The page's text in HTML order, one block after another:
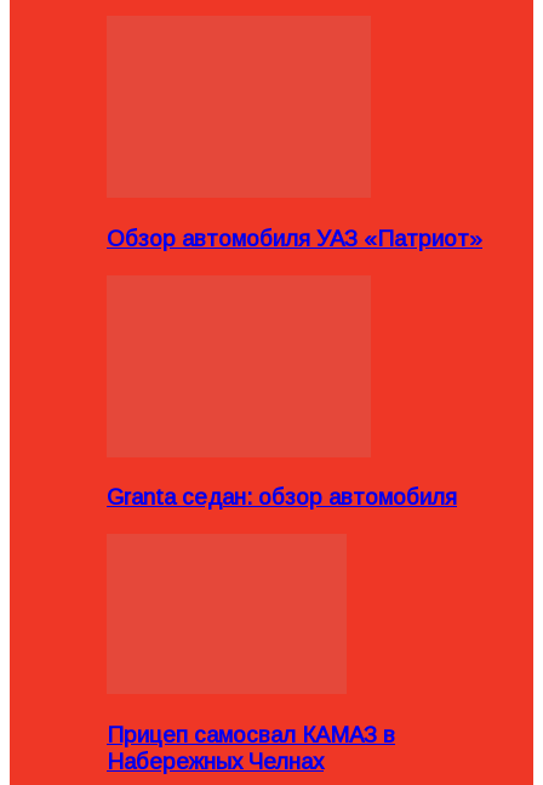
Обзор автомобиля УАЗ «Патриот»
Granta седан: обзор автомобиля
Прицеп самосвал КАМАЗ в
Набережных Челнах